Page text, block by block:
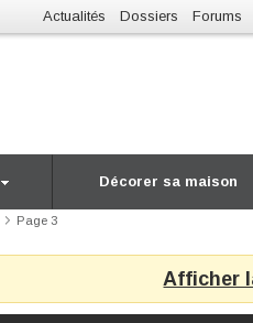
Actualités Dossiers Forums
Décorer sa maison
Page 3
Afficher